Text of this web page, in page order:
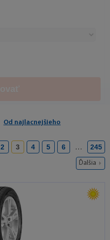
Od najlacnejšieho
2 3 4 5 6 … 245
Ďalšia